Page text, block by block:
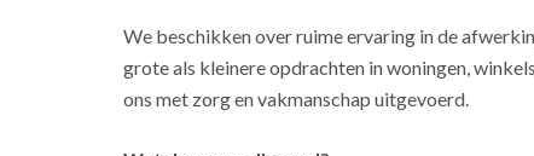
We beschikken over ruime ervaring in de
grote als kleinere opdrachten in woningen,
ons met zorg en vakmanschap uitgevoerd.